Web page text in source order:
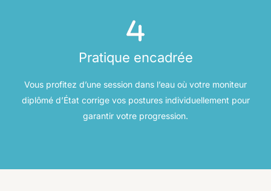
Pratique encadrée
Vous profitez d’une session dans l’eau où votre moniteur
diplômé d’État corrige vos postures individuellement pour
garantir votre progression.